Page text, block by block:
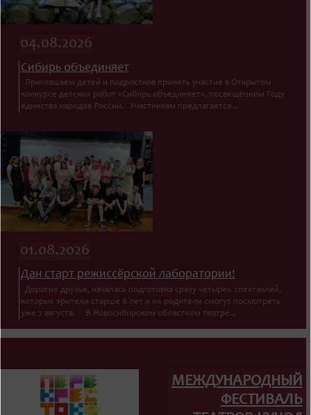
04.08.2026
Сибирь объединяет
Приглашаем детей и подростков принять участие в Открытом
конкурсе детских работ «Сибирь объединяет», посвящённом Году
единства народов России. Участникам предлагается...
01.08.2026
Дан старт режиссёрской лаборатории!
Дорогие друзья, началась подготовка сразу четырех спектаклей,
которые зрители старше 6 лет и их родители смогут посмотреть
уже 7 августа. В Новосибирском областном театре...
МЕЖДУНАРОДНЫЙ
ФЕСТИВАЛЬ